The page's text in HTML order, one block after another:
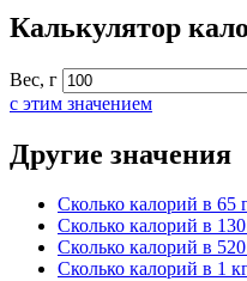
Калькулятор
Вес, г
с этим значением
Другие значения
Cколько калорий в 65
Cколько калорий в
Cколько калорий в
Cколько калорий в 1